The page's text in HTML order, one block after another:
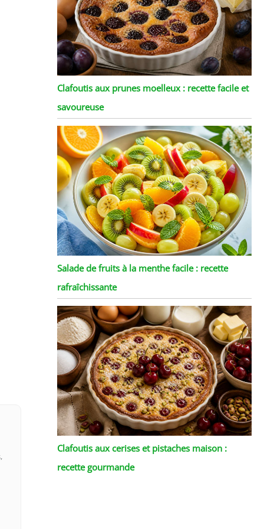
Clafoutis aux prunes moelleux : recette facile et
savoureuse
Salade de fruits à la menthe facile : recette
rafraîchissante
Clafoutis aux cerises et pistaches maison :
recette gourmande